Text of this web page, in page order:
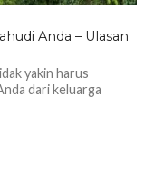
Anda – Ulasan
yakin harus
dari keluarga